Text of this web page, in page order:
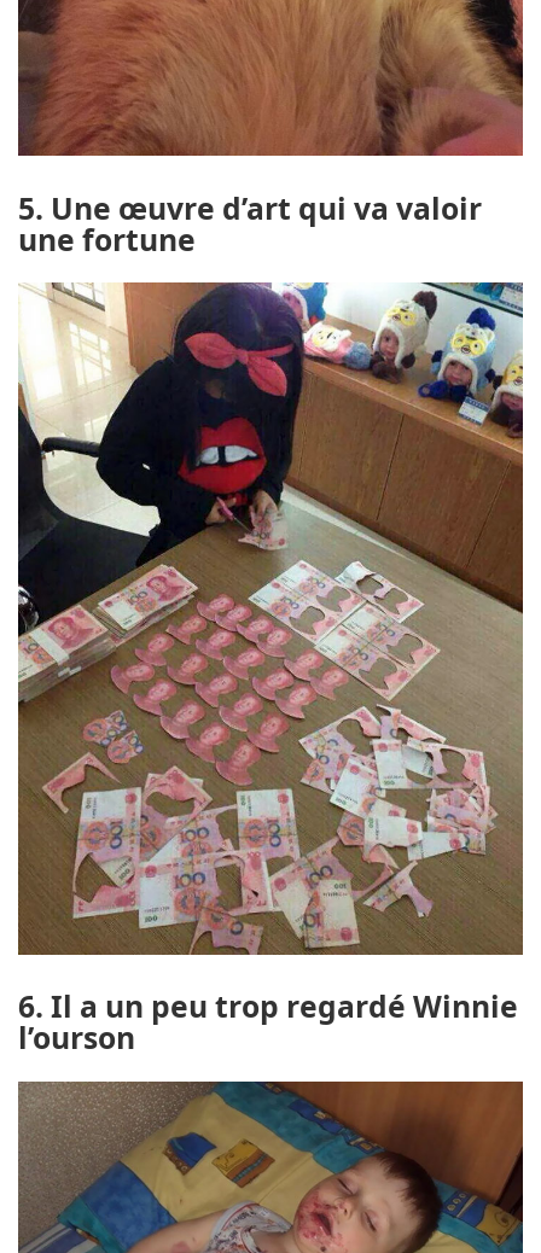
5. Une œuvre d’art qui va valoir
une fortune
6. Il a un peu trop regardé Winnie
l’ourson